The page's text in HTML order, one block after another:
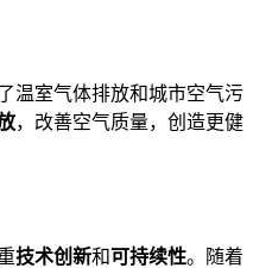
温室气体排放和城市空气污
，改善空气质量，创造更健
技术创新和可持续性。随着